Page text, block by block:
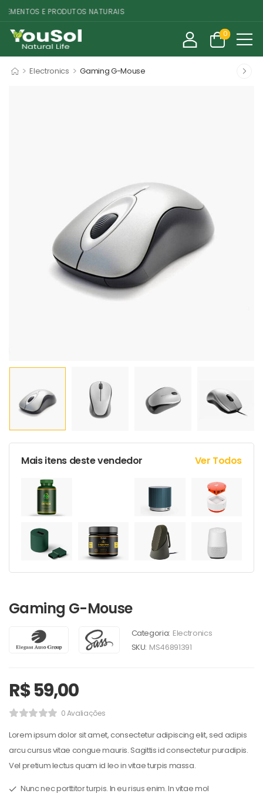
E PRODUTOS NATURAIS
0
> Electronics > Gaming G-Mouse
Mais itens deste vendedor Ver Todos
Gaming G-Mouse
Categoria: Electronics
SKU: MS46891391
R$59,00
0 Avaliações
Lorem ipsum dolor sit amet, consectetur adipiscing elit, sed adipis
arcu cursus vitae congue mauris. Sagittis id consectetur puradipis.
Vel pretium lectus quam id leo in vitae turpis massa.
Nunc nec porttitor turpis. In eu risus enim. In vitae mol